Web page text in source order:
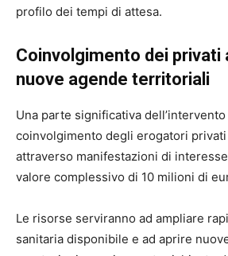
profilo dei tempi di attesa.
Coinvolgimento dei privati
nuove agende territoriali
Una parte significativa
coinvolgimento degli erogatori
attraverso manifestazioni di
valore complessivo di 10 milioni di
Le risorse serviranno ad ampliare
sanitaria disponibile e ad aprire